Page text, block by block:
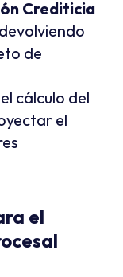
Crediticia
de
cálculo del
el
el